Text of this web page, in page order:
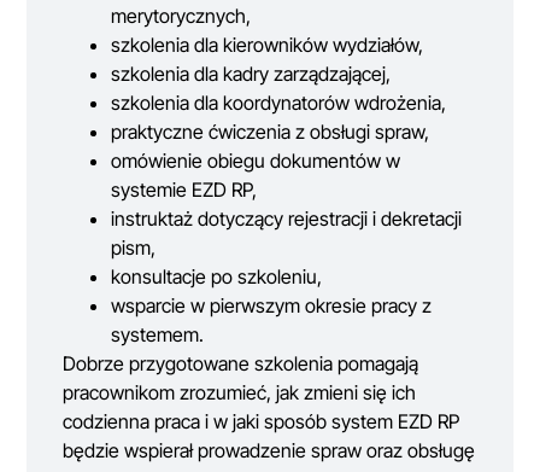
merytorycznych,
szkolenia dla kierowników wydziałów,
szkolenia dla kadry zarządzającej,
szkolenia dla koordynatorów wdrożenia,
praktyczne ćwiczenia z obsługi spraw,
omówienie obiegu dokumentów w
systemie EZD RP,
instruktaż dotyczący rejestracji i dekretacji
pism,
konsultacje po szkoleniu,
wsparcie w pierwszym okresie pracy z
systemem.
Dobrze przygotowane szkolenia pomagają
pracownikom zrozumieć, jak zmieni się ich
codzienna praca i w jaki sposób system EZD RP
będzie wspierał prowadzenie spraw oraz obsługę